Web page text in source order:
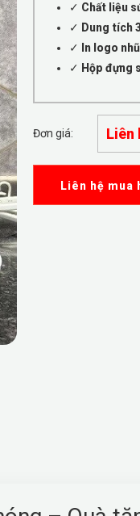
✓ Chất liệu
✓ Dung tích
✓
In logo
✓ Hộp đựng
Đơn giá: Liên
Liên hệ mua